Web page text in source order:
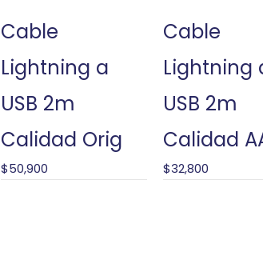
Cable
Lightning a
USB 2m
Calidad Orig
$50,900
Cable
Lightning
USB 2m
Calidad
$32,800